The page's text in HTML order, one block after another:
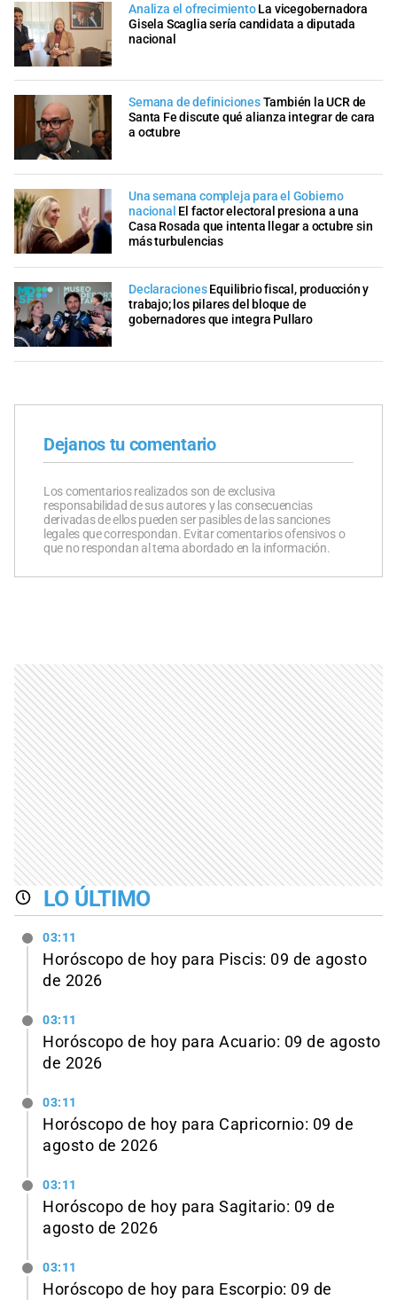
Analiza el ofrecimiento La vicegobernadora
Gisela Scaglia sería candidata a diputada
nacional
Semana de definicionesTambién la UCR de
Santa Fe discute qué alianza integrar de cara
a octubre
Una semana compleja para el Gobierno
nacional El factor electoral presiona a una
Casa Rosada que intenta llegar a octubre sin
más turbulencias
DeclaracionesEquilibrio fiscal, producción y
trabajo; los pilares del bloque de
gobernadores que integra Pullaro
Dejanos tu comentario
Los comentarios realizados son de exclusiva
responsabilidad de sus autores y las consecuencias
derivadas de ellos pueden ser pasibles de las sanciones
legales que correspondan. Evitar comentarios ofensivos o
que no respondan al tema abordado en la información.
LO ÚLTIMO
03:11
Horóscopo de hoy para Piscis: 09 de agosto
de 2026
03:11
Horóscopo de hoy para Acuario: 09 de agosto
de 2026
03:11
Horóscopo de hoy para Capricornio: 09 de
agosto de 2026
03:11
Horóscopo de hoy para Sagitario: 09 de
agosto de 2026
03:11
Horóscopo de hoy para Escorpio: 09 de